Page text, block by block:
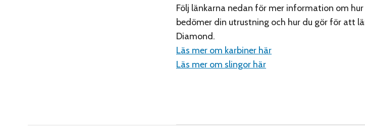
Följ länkarna nedan för mer information om
bedömer din utrustning och hur du gör för att
Diamond.
Läs mer om karbiner här
Läs mer om slingor här